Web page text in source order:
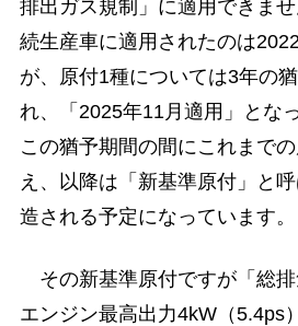
排出ガス規制」に適用できま
続生産車に適用されたのは
が、原付1種については3年の
れ、「2025年11月適用」とな
この猶予期間の間にこれまで
え、以降は「新基準原付」と
造される予定になっています。
その新基準原付ですが「総排
エンジン最高出力4kW（5.4ps